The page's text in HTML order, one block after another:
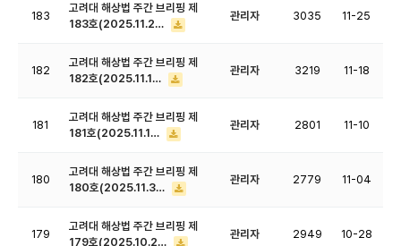
183
고려대 해상법 주간 브리핑 제
183호(2025.11.2…
관리자 3035 11-25
182
고려대 해상법 주간 브리핑 제
182호(2025.11.1…
관리자 3219 11-18
181
고려대 해상법 주간 브리핑 제
181호(2025.11.1…
관리자 2801 11-10
180
고려대 해상법 주간 브리핑 제
180호(2025.11.3…
관리자 2779 11-04
179
고려대 해상법 주간 브리핑 제
179호(2025.10.2…
관리자 2949 10-28